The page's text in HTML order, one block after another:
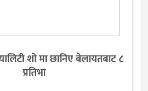
शो मा छानिए बेलायतबाट ८
प्रतिभा